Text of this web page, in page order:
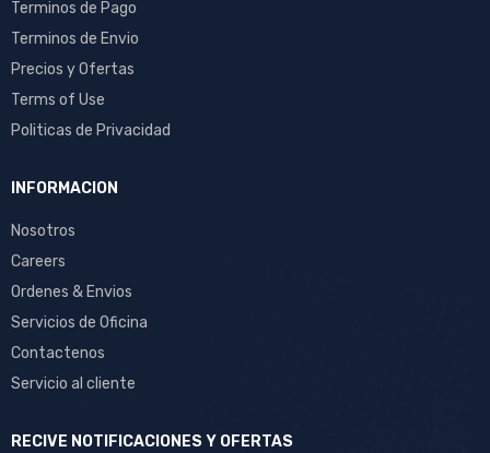
Terminos de Pago
Terminos de Envio
Precios y Ofertas
Terms of Use
Politicas de Privacidad
INFORMACION
Nosotros
Careers
Ordenes & Envios
Servicios de Oficina
Contactenos
Servicio al cliente
RECIVE NOTIFICACIONES Y OFERTAS